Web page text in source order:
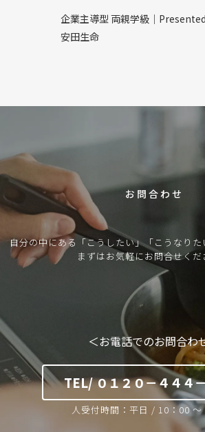
企業主導型 両親学級｜
安田生命
NT ACT
お問合わせ
自分の中にある「こうしたい」「こうなり
まずはお気軽にお問合せくだ
＜お電話でのお問合わ
TEL/ ０１２０－４４４
人受付時間：平日 / 10：00